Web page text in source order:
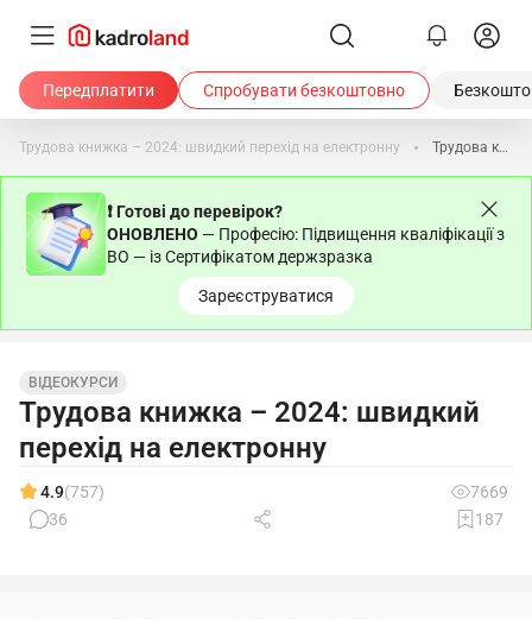
Передплатити Спробувати безкоштовно
Трудова книжка – 2024: швидкий перехід на електронну Трудова книжка – 2024 | Про курс
❗ Готові до перевірок?
ОНОВЛЕНО — Професію: Підвищення кваліфікації з
ВО — із Сертифікатом держзразка
Зареєструватися
ВІДЕОКУРСИ
Трудова книжка – 2024: швидкий
перехід на електронну
4.9(757)
7669
36
187